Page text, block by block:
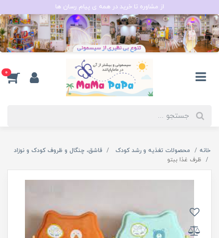
از مشاوره تا خرید در همه ی پیام رسان ها
0
خانه محصولات تغذیه و رشد کودک
قاشق، چنگال و ظروف کودک و نوزاد
ظرف غذا ببتو